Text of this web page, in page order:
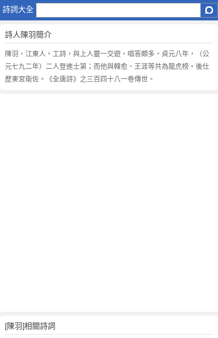
詩詞大全
陳
詩人陳羽簡介
陳羽，江東人。工詩，與上人靈一交遊，唱答頗多。貞元八年，（公
元七九二年）二人登進士第；而他與韓愈、王涯等共為龍虎榜。後仕
歷東宮衛佐。《全唐詩》之三百四十八一卷傳世。
[陳羽]相關詩詞